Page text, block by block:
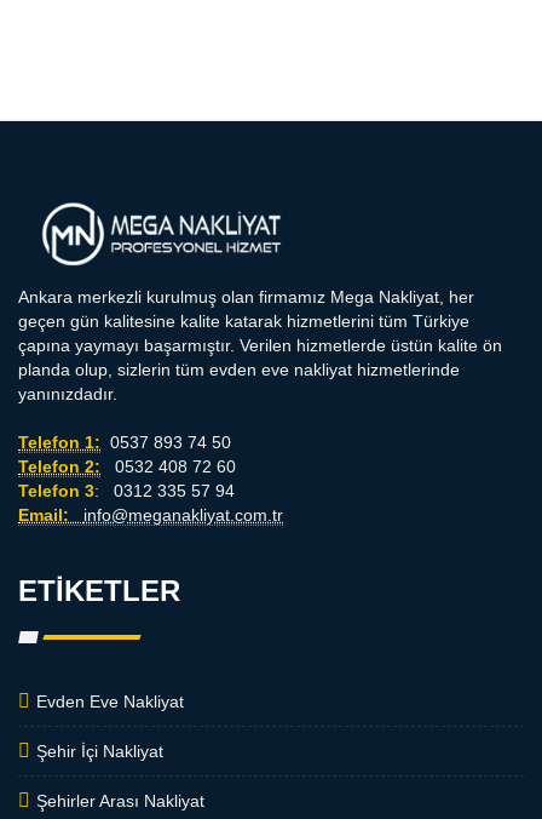
Ankara merkezli kurulmuş olan firmamız Mega Nakliyat, her
geçen gün kalitesine kalite katarak hizmetlerini tüm Türkiye
çapına yaymayı başarmıştır. Verilen hizmetlerde üstün kalite ön
planda olup, sizlerin tüm evden eve nakliyat hizmetlerinde
yanınızdadır.
Telefon 1: 0537 893 74 50
Telefon 2: 0532 408 72 60
Telefon 3: 0312 335 57 94
Email: info@meganakliyat.com.tr
ETIKETLER
Evden Eve Nakliyat
Şehir İçi Nakliyat
Şehirler Arası Nakliyat